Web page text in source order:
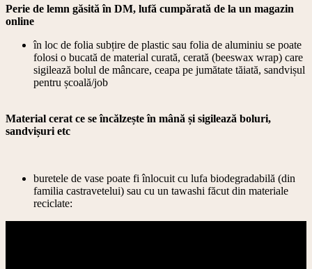
Perie de lemn găsită în DM, lufă cumpărată de la un magazin
online
în loc de folia subțire de plastic sau folia de aluminiu se poate
folosi o bucată de material curată, cerată (beeswax wrap) care
sigilează bolul de mâncare, ceapa pe jumătate tăiată, sandvișul
pentru școală/job
Material cerat ce se încălzește în mână și sigilează boluri,
sandvișuri etc
‎buretele de vase poate fi înlocuit cu lufa biodegradabilă (din
familia castravetelui) sau cu un tawashi făcut din materiale
reciclate: